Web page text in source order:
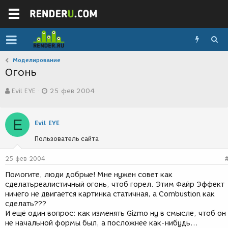
Моделирование
Огонь
в
о
р
т
е
м
ы
Evil EYE
а
с
з
д
и
я
25 фев 2004
E Evil EYE
Пользователь сайта
25 фев 2004
Помогите, люди добрые! Мне нужен совет как
сделатьреалистичный огонь, чтоб горел. Этим Файр Эффект
ничего не двигается картинка статичная, а Combustion как
сделать???
И ещё один вопрос: как изменять Gizmo ну в смысле, чтоб он
не начальной формы был, а посложнее как-нибудь...